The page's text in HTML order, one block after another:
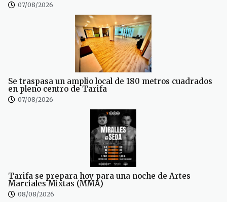
07/08/2026
Se traspasa un amplio local de 180 metros cuadrados
en pleno centro de Tarifa
07/08/2026
Tarifa se prepara hoy para una noche de Artes
Marciales Mixtas (MMA)
08/08/2026